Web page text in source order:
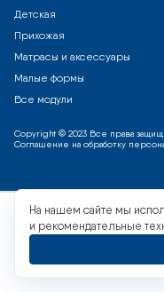
Детская
Прихожая
Матрасы и аксессуары
Малые формы
Все модули
Copyright © 2023 Все права
Соглашение на обработку
На нашем сайте мы
и рекомендательные